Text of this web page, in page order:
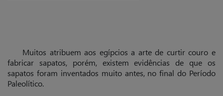
Muitos atribuem aos egípcios a arte de curtir couro e
fabricar sapatos, porém, existem evidências de que os
sapatos foram inventados muito antes, no final do Período
Paleolítico.